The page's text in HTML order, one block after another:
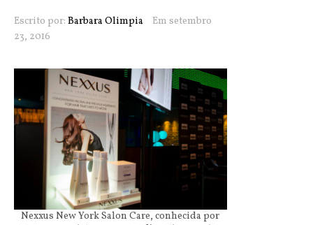
Escrito por: Barbara Olimpia
Em setembro
23, 2016
Nexxus New York Salon Care, conhecida por